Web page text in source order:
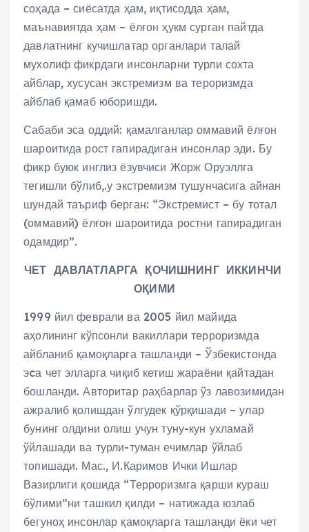
соҳада – сиёсатда ҳам, иқтисодда ҳам,
маънавиятда ҳам – ёлғон ҳукм сурган пайтда
давлатнинг кучишлатар органлари талай
мухолиф фикрдаги инсонларни турли сохта
айблар, хусусан экстремизм ва тероризмда
айблаб қамаб юборишди.
Сабаби эса оддий: қамалганлар оммавий ёлғон
шароитида рост гапирадиган инсонлар эди. Бу
фикр буюк инглиз ёзувчиси Жорж Оруэллга
тегишли бўлиб,.у экстремизм тушунчасига айнан
шундай таъриф берган: “Экстремист – бу тотал
(оммавий) ёлғон шароитида ростни гапирадиган
одамдир”.
ЧЕТ ДАВЛАТЛАРГА ҚОЧИШНИНГ ИККИНЧИ
ОҚИМИ
1999 йил феврали ва 2005 йил майида
аҳолининг кўпсонли вакиллари терроризмда
айбланиб қамоқларга ташланди – Ўзбекистонда
эcа чет элларга чиқиб кетиш жараёни қайтадан
бошланди. Авторитар раҳбарлар ўз лавозимидан
ажралиб қолишдан ўлгудек қўрқишади – улар
бунинг олдини олиш учун туну-кун ухламай
ўйлашади ва турли-туман ечимлар ўйлаб
топишади. Мас., И.Каримов Ички Ишлар
Вазирлиги қошида “Терроризмга қарши кураш
бўлими”ни ташкил қилди – натижада юзлаб
бегуноҳ инсонлар қамоқларга ташланди ёки чет